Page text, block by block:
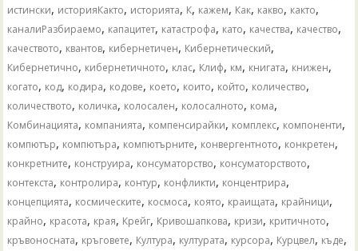
истински, историяКакто, историята, К, кажем, Как, какво, както,
каналиРазбираемо, капацитет, катастрофа, като, качества, качество,
качеството, квантов, кибернетичен, Кибернетический,
Кибернетично, кибернетичното, клас, Клиф, км, книгата, книжен,
когато, код, кодира, кодове, което, които, който, количество,
количеството, количка, колосален, колосалното, кома,
Комбинацията, компанията, компенсирайки, комплекс, компоненти,
компютър, компютъра, компютърните, конвергентното, конкретен,
конкретните, конструира, консуматорство, консуматорството,
контекста, контролира, контур, конфликти, концентрира,
концепцията, космическите, космоса, която, краищата, крайници,
крайно, красота, края, Крейг, Кривошапкова, кризи, критичното,
кръвоносната, кръговете, Култура, културата, курсора, Курцвел, къде,